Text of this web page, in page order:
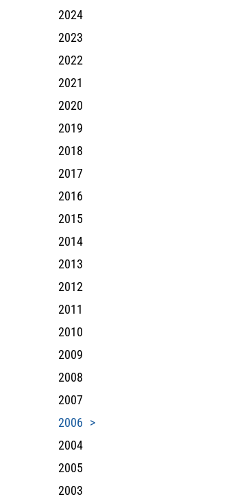
2024
2023
2022
2021
2020
2019
2018
2017
2016
2015
2014
2013
2012
2011
2010
2009
2008
2007
2006
2004
2005
2003